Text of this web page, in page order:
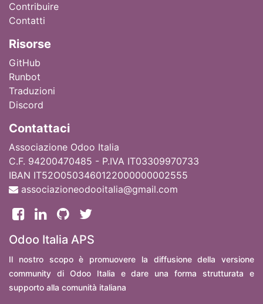
Contribuire
Contatti
Risorse
GitHub
Runbot
Traduzioni
Discord
Contattaci
Associazione Odoo Italia
C.F. 94200470485 - P.IVA IT03309970733
IBAN IT52O0503460122000000002555
associazioneodooitalia@gmail.com
Odoo Italia APS
Il nostro scopo è promuovere la diffusione della versione
community di Odoo Italia e dare una forma strutturata e
supporto alla comunità italiana